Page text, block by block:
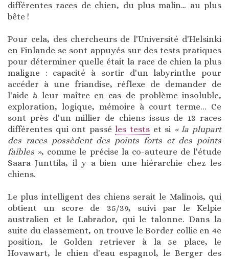
différentes races de chien, du plus malin… au plus
bête !
Pour cela, des chercheurs de l'Université d'Helsinki
en Finlande se sont appuyés sur des tests pratiques
pour déterminer quelle était la race de chien la plus
maligne : capacité à sortir d'un labyrinthe pour
accéder à une friandise, réflexe de demander de
l'aide à leur maître en cas de problème insoluble,
exploration, logique, mémoire à court terme... Ce
sont près d'un millier de chiens issus de 13 races
différentes qui ont passéles tests et si « la plupart
des races possèdent des points forts et des points
faibles », comme le précise la co-auteure de l'étude
Saara Junttila, il y a bien une hiérarchie chez les
chiens.
Le plus intelligent des chiens serait le Malinois, qui
obtient un score de 35/39, suivi par le Kelpie
australien et le Labrador, qui le talonne. Dans la
suite du classement, on trouve le Border collie en 4e
position, le Golden retriever à la 5e place, le
Hovawart, le chien d'eau espagnol, le Berger des